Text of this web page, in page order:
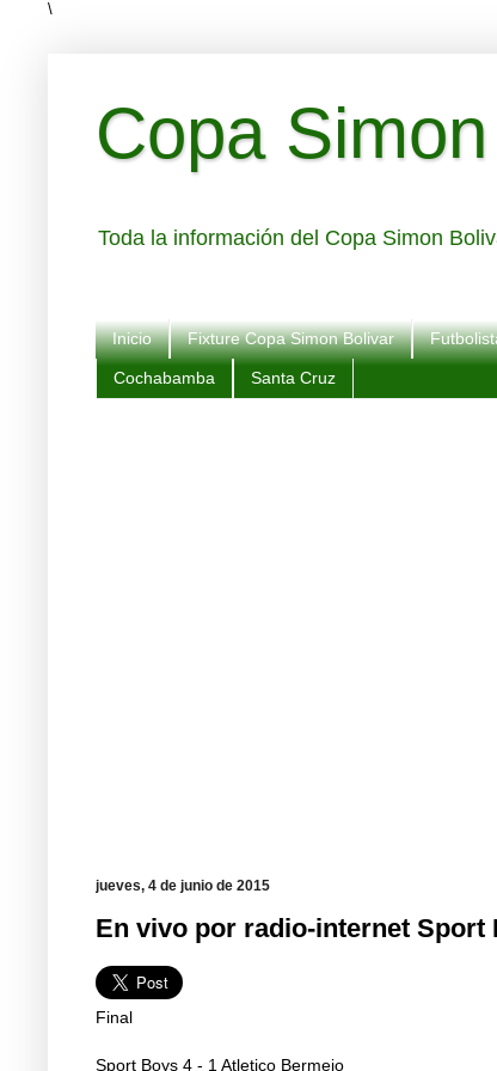
\
Copa
Toda la información del Copa Simon
Inicio Fixture Copa Simon Bolivar
Cochabamba Santa Cruz
jueves, 4 de junio de 2015
En vivo por radio-internet
Final
Sport Boys 4 - 1 Atletico Bermejo